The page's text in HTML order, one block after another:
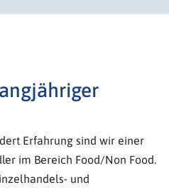
Erfahrung sind wir einer
im Bereich Food/Non Food.
und